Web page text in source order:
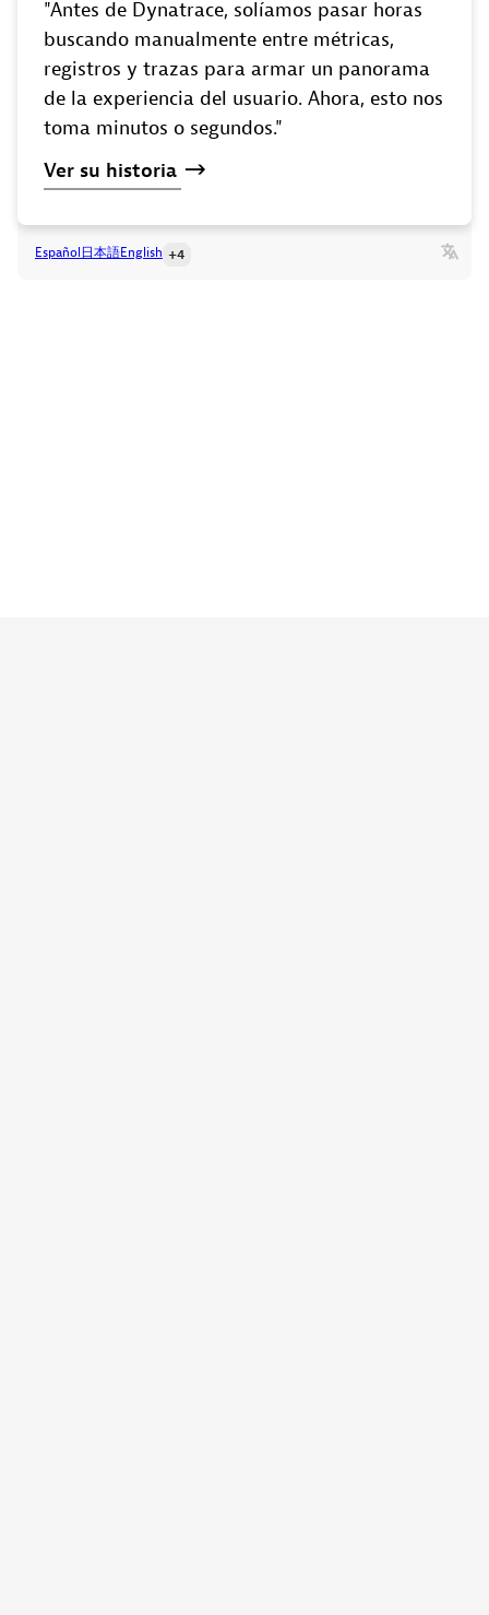
"Antes de Dynatrace, solíamos pasar horas
buscando manualmente entre métricas,
registros y trazas para armar un panorama
de la experiencia del usuario. Ahora, esto nos
toma minutos o segundos."
Ver su historia
Español日本語English +4